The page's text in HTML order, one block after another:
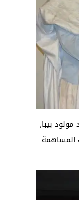
بيبا,
المساهمة